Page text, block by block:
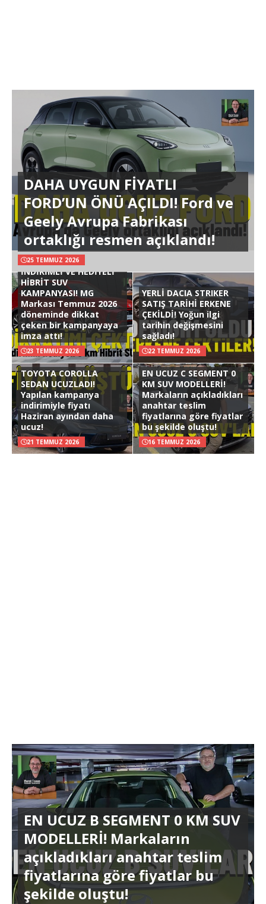
DAHA UYGUN FİYATLI
FORD’UN ÖNÜ AÇILDI! Ford ve
Geely Avrupa Fabrikası
ortaklığı resmen açıklandı!
25 TEMMUZ 2026
İNDİRİMLİ VE HEDİYELİ
HİBRİT SUV
KAMPANYASI! MG
Markası Temmuz 2026
döneminde dikkat
çeken bir kampanyaya
imza attı!
23 TEMMUZ 2026
YERLİ DACIA STRIKER
SATIŞ TARİHİ ERKENE
ÇEKİLDİ! Yoğun ilgi
tarihin değişmesini
sağladı!
22 TEMMUZ 2026
TOYOTA COROLLA
SEDAN UCUZLADI!
Yapılan kampanya
indirimiyle fiyatı
Haziran ayından daha
ucuz!
21 TEMMUZ 2026
EN UCUZ C SEGMENT 0
KM SUV MODELLERİ!
Markaların açıkladıkları
anahtar teslim
fiyatlarına göre fiyatlar
bu şekilde oluştu!
16 TEMMUZ 2026
EN UCUZ B SEGMENT 0 KM SUV
MODELLERİ! Markaların
açıkladıkları anahtar teslim
fiyatlarına göre fiyatlar bu
şekilde oluştu!